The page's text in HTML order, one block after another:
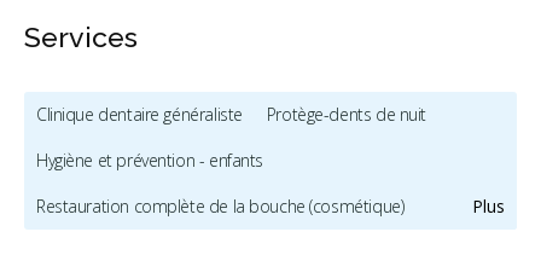
Services
Plus
Clinique dentaire généraliste
Protège-dents de nuit
Hygiène et prévention - enfants
Restauration complète de la bouche (cosmétique)